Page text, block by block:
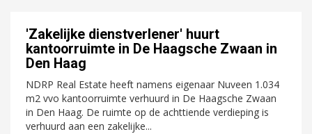
'Zakelijke dienstverlener' huurt
kantoorruimte in De Haagsche Zwaan in
Den Haag
NDRP Real Estate heeft namens eigenaar Nuveen 1.034
m2 vvo kantoorruimte verhuurd in De Haagsche Zwaan
in Den Haag. De ruimte op de achttiende verdieping is
verhuurd aan een zakelijke...